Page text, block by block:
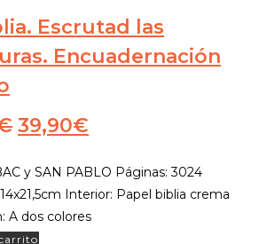
elegir
en
de
Escrutad las
Encuadernación
El
precio
original
era:
42,00€.
39,90€
precio
actual
es:
39,90€.
y SAN PABLO Páginas: 3024
Interior: Papel biblia crema
A dos colores